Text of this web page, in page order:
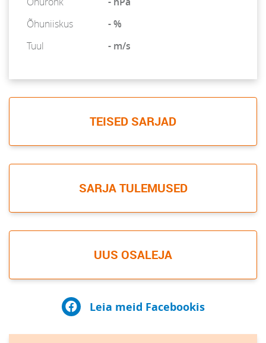
Õhuniiskus
- %
Tuul
- m/s
TEISED SARJAD
SARJA TULEMUSED
UUS OSALEJA
Leia meid Facebookis